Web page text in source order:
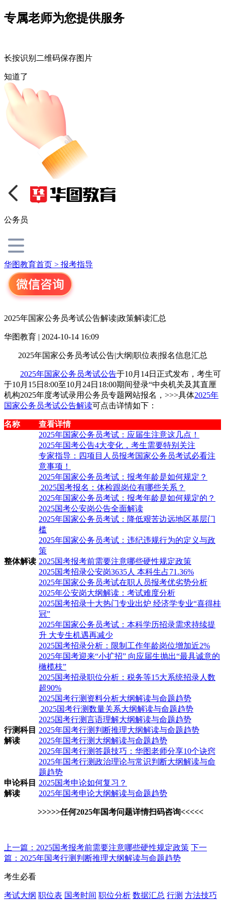
专属老师为您提供服务
长按识别二维码保存图片
知道了
公务员
华图教育首页 > 报考指导
2025年国家公务员考试公告解读|政策解读汇总
华图教育 | 2024-10-14 16:09
2025年国家公务员考试公告|大纲|职位表|报名信息汇总
2025年国家公务员考试公告于10月14日正式发布，考生可
于10月15日8:00至10月24日18:00期间登录“中央机关及其直厘
机构2025年度考试录用公务员专题网站报名，>>>具体2025年
国家公务员考试公告解读可点击详情如下：
名称 查看详情
整体解读
2025年国家公务员考试：应届生注意这几点！
2025年国考公告4大变化，考生需要特别关注
专家指导：四项目人员报考国家公务员考试必看注
意事项！
2025年国家公务员考试：报考年龄是如何规定？
2025国考报名：体检跟岗位有哪些关系？
2025年国家公务员考试：报考年龄是如何规定的？
2025国考公安岗公告全面解读
2025年国家公务员考试：降低艰苦边远地区基层门
槛
2025年国家公务员考试：违纪违规行为的定义与政
策
2025国考报考前需要注意哪些硬性规定政策
2025国考招录公安岗3635人 本科生占71.36%
2025年国家公务员考试在职人员报考优劣势分析
2025年公安岗大纲解读：考试难度分析
2025国考招录十大热门专业出炉 经济学专业“喜得桂
冠”
2025年国家公务员考试：本科学历招录需求持续提
升 大专生机遇再减少
2025国考招录分析：限制工作年龄岗位增加近2%
2025年国考迎来“小扩招” 向应届生抛出“最具诚意的
橄榄枝”
2025国考招录职位分析：税务等15大系统招录人数
超90%
行测科目
解读
2025国考行测资料分析大纲解读与命题趋势
2025国考行测数量关系大纲解读与命题趋势
2025国考行测言语理解大纲解读与命题趋势
2025年国考行测判断推理大纲解读与命题趋势
2025年国考行测大纲解读与命题趋势
2025年国考行测答题技巧：华图老师分享10个诀窍
2025年国考行测政治理论与常识判断大纲解读与命
题趋势
申论科目
解读
2025国考申论如何复习？
2025年国考申论大纲解读与命题趋势
>>>>>任何2025年国考问题详情扫码咨询<<<<<
上一篇：2025国考报考前需要注意哪些硬性规定政策 下一
篇：2025年国考行测判断推理大纲解读与命题趋势
考生必看
考试大纲 职位表 国考时间 职位分析 数据汇总 行测 方法技巧